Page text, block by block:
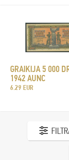
GRAIKIJA 5 000
1942 AUNC
6.29 EUR